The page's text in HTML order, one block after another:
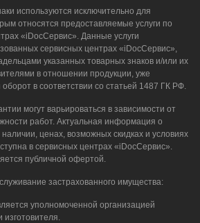
используются исключительно для
относятся предоставляемые услуги по
«iDocСервис». Данные услуги
сервисных центрах «iDocСервис»,
указанных товарных знаков и/или их
в отношении продукции, уже
в соответствии со статьей 1487 ГК РФ.
могут варьироваться в зависимости от
работ. Актуальная информация о
ценах, возможных скидках и условиях
в сервисных центрах «iDocСервис».
публичной офертой.
застрахованного имущества:
уполномоченной организацией